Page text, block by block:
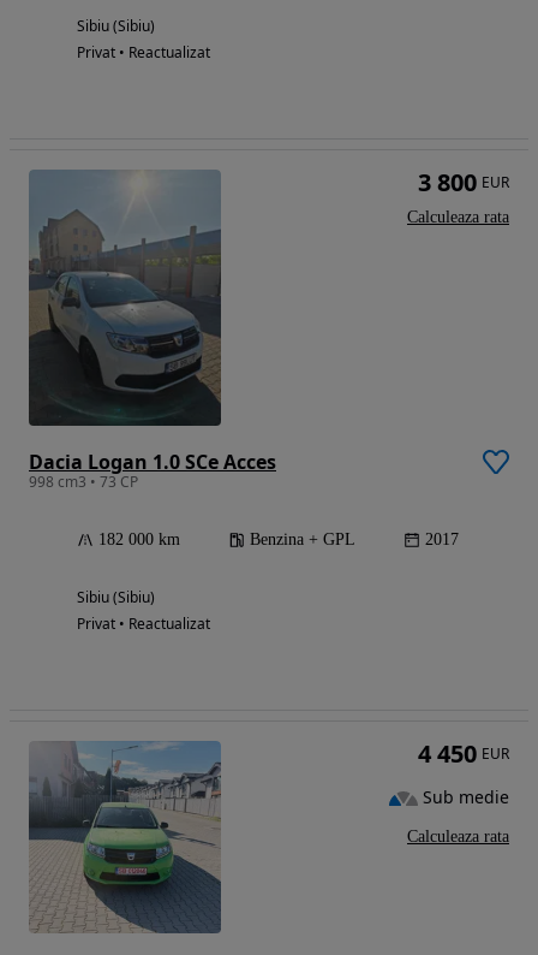
Sibiu (Sibiu)
Privat • Reactualizat
Dacia Logan 1.0 SCe Acces
998 cm3 • 73 CP
182 000 km Benzina + GPL 2017
Sibiu (Sibiu)
Privat • Reactualizat
3 800 EUR
Calculeaza rata
4 450 EUR
Sub medie
Calculeaza rata